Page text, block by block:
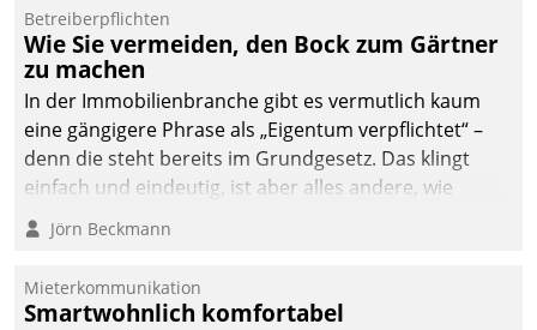
Dialogführung ermöglicht
dem externen
Serviceteam, Anrufe von
Mietenden zügiger und
effizienter zu bearbeiten.
Betreiberpflichten
Wie Sie vermeiden, den Bock zum Gärtner
zu machen
In der Immobilienbranche gibt es vermutlich kaum
eine gängigere Phrase als „Eigentum verpflichtet“ –
denn die steht bereits im Grundgesetz. Das klingt
einfach und eindeutig, ist aber alles andere, wie
Branchenbeschäftigte wissen. Denn mit der
Verantwortung folgen Verpflichtungen.
Jörn Beckmann
Mieterkommunikation
Smartwohnlich komfortabel